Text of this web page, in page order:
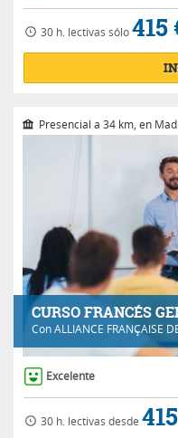
30 h. lectivas sólo415
CURSO FRANCÉS
ConALLIANCE FRANÇAISE
Presencial a 34 km, en
Excelente
30 h. lectivas desde